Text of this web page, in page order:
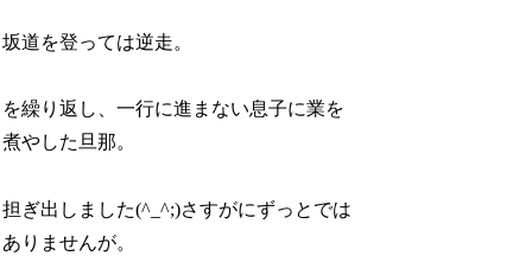
坂道を登っては逆走。
を繰り返し、一行に進まない息子に業を
煮やした旦那。
担ぎ出しました(^_^;)さすがにずっとでは
ありませんが。